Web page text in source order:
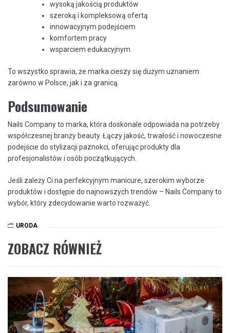
wysoką jakością produktów
szeroką i kompleksową ofertą
innowacyjnym podejściem
komfortem pracy
wsparciem edukacyjnym
To wszystko sprawia, że marka cieszy się dużym uznaniem
zarówno w Polsce, jak i za granicą.
Podsumowanie
Nails Company to marka, która doskonale odpowiada na potrzeby
współczesnej branży beauty. Łączy jakość, trwałość i nowoczesne
podejście do stylizacji paznokci, oferując produkty dla
profesjonalistów i osób początkujących.
Jeśli zależy Ci na perfekcyjnym manicure, szerokim wyborze
produktów i dostępie do najnowszych trendów – Nails Company to
wybór, który zdecydowanie warto rozważyć.
URODA
ZOBACZ RÓWNIEŻ